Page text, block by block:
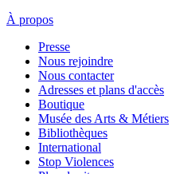
À propos
Presse
Nous rejoindre
Nous contacter
Adresses et plans d'accès
Boutique
Musée des Arts & Métiers
Bibliothèques
International
Stop Violences